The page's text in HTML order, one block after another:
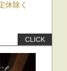
休除く